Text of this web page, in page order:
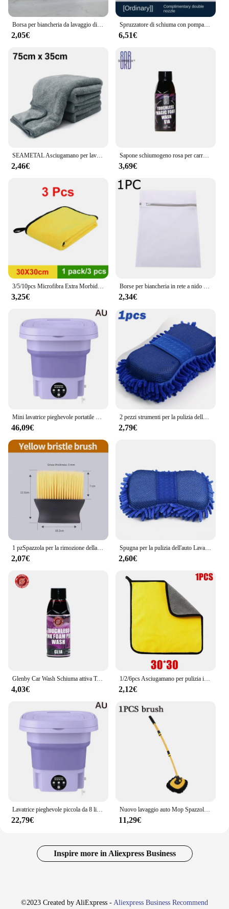
Borsa per biancheria da lavaggio di grandi dimensioni, rete per organizer in rete, reggiseno sporco, calzini, biancheria intima, scarpe, copertura per lavatrice, vestiti
2,05€
Spruzzatore di schiuma con pompa manuale da 2 litri con 3 tipi di ugelli Cannone di schiuma pneumatico manuale Schiuma di neve Bottiglia spray per lavaggio auto Pulizia dei vetri dell'auto
6,51€
SEAMETAL Asciugamano per lavaggio auto in microfibra Asciugamani per pulizia auto ultra morbidi Asciugamano per asciugatura altamente assorbente per dettagli auto
2,46€
Sapone schiumogeno rosa per carrozzeria estrema e schiumogeno per autolavaggio, (funziona con cannoni in schiuma/pistole o lavaggi secchio) per auto, camion,
3,69€
3/5/10pcs Microfibra Extra Morbido Asciugamano per lavaggio auto Panno per la cura dell'auto Panno per asciugare la pulizia dell'auto Non scratare mai Dettagli Asciugamano per auto
3,25€
Borse per biancheria in rete a nido d'ape per delicate, tessuto a rete Borsa per lavaggio delicata durevole e riutilizzabile Borsa per organizzazione da viaggio per lingerie
2,34€
Mini lavatrice pieghevole portatile per dormitorio domestico Studente Piccola lavatrice automatica da viaggio per persona singola
46,09€
2 pezzi strumenti per la pulizia della spazzola per la pulizia dell'auto spugna per lavatrice in microfibra pulizia asciugamano per lavaggio guanti per auto accessori per il lavaggio dell'auto
2,79€
1 pzSpazzola per la rimozione della polvere Uscita aria condizionata Lavaggio auto Collettore di polveri Spazzola grande con buona elasticità Accessori per la pulizia
2,07€
Spugna per la pulizia dell'auto Lavaggio dell'auto Cura Spazzola per lavaggio Strumento per la pulizia Lucidatura in microfibra Spolverare il lavaggio dei pavimenti dell'auto senza graffi
2,60€
Glenby Car Wash Schiuma attiva Touchless Color Shampoo Sapone Schiuma da neve per detergente automatico per la cura dell'auto
4,03€
1/2/6pcs Asciugamano per pulizia in microfibra Addensare Morbido Panno per asciugare Asciugamani per lavaggio carrozzeria Doppio strato Stracci puliti Accessori auto
2,12€
22,79€
Nuovo lavaggio auto Mop Spazzola per pulizia Telescopico Manico lungo Mop per pulizia Barra piegata retrattile Spazzola per lavaggio auto Strumenti per la pulizia dell'auto
11,29€
Inspire more in Aliexpress Business
©2023 Created by AliExpress - Aliexpress Business Recommend